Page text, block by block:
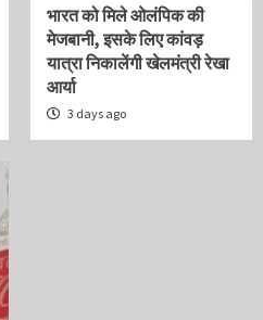
भारत को मिले ओलंपिक की
मेजबानी, इसके लिए कांवड़
यात्रा निकालेंगी खेलमंत्री रेखा
आर्या
3 days ago